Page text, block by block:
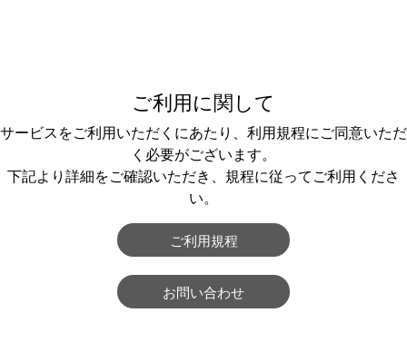
ご利用に関して
サービスをご利用いただくにあたり、利用規程にご同意いただ
く必要がございます。
下記より詳細をご確認いただき、規程に従ってご利用くださ
い。
ご利用規程
お問い合わせ